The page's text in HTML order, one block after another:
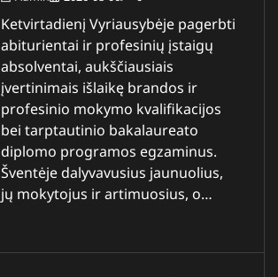
Ketvirtadienį Vyriausybėje pagerbti
abiturientai ir profesinių įstaigų
absolventai, aukščiausiais
įvertinimais išlaikę brandos ir
profesinio mokymo kvalifikacijos
bei tarptautinio bakalaureato
diplomo programos egzaminus.
Šventėje dalyvavusius jaunuolius,
jų mokytojus ir artimuosius, o…